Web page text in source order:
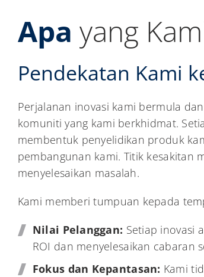
Apa yang
Pendekatan Kami
Perjalanan inovasi kami bermula
komuniti yang kami berkhidmat.
membentuk penyelidikan produk
pembangunan kami. Titik kesakitan
menyelesaikan masalah.
Kami memberi tumpuan kepada
Nilai Pelanggan: Setiap inovasi
ROI dan menyelesaikan cabaran
Fokus dan Kepantasan: Kami